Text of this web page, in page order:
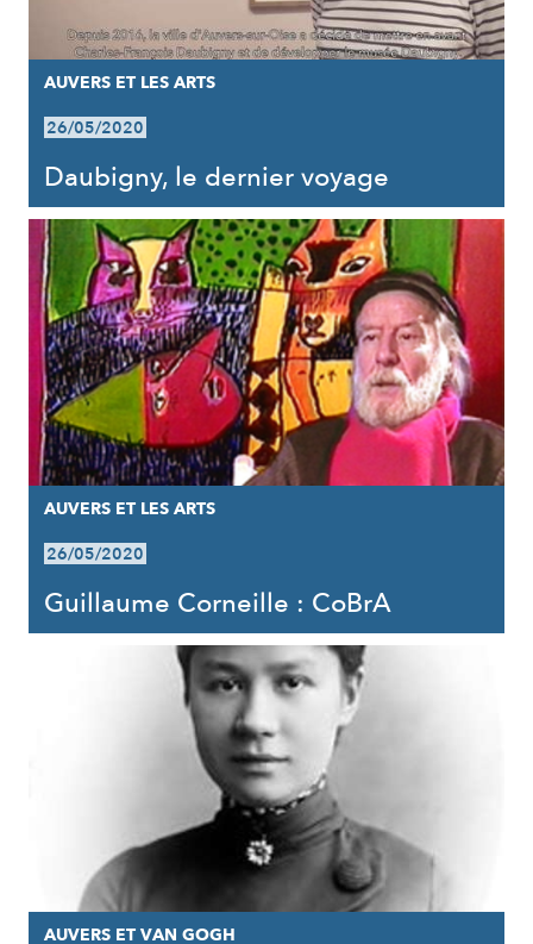
AUVERS ET LES ARTS
26/05/2020
Daubigny, le dernier voyage
AUVERS ET LES ARTS
26/05/2020
Guillaume Corneille : CoBrA
AUVERS ET VAN GOGH